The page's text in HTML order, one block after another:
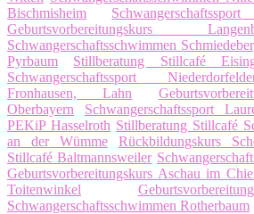
Bischmisheim
Geburtsvorbereitungskurs
Schwangerschaftsschwimmen
Pyrbaum
Stillberatung Stillcafé
Schwangerschaftssport
Fronhausen, Lahn
Oberbayern
Schwangerschaftssport
PEKiP Hasselroth Stillberatung Stillcafé
an der Wümme
Rückbildungskurs
Stillcafé Baltmannsweiler
Geburtsvorbereitungskurs Aschau im
Toitenwinkel
Schwangerschaftsschwimmen Rotherbaum